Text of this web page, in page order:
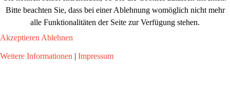
Bitte beachten Sie, dass bei einer Ablehnung womöglich nicht mehr
alle Funktionalitäten der Seite zur Verfügung stehen.
Akzeptieren Ablehnen
Weitere Informationen | Impressum